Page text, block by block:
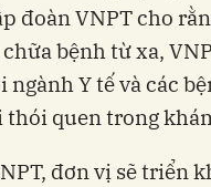
đoàn VNPT cho
bệnh từ xa,
ngành Y tế và các
thói quen trong
đơn vị sẽ triển